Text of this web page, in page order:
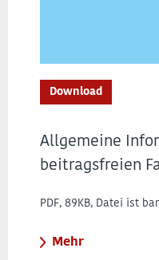
Download
Allgemeine
beitragsfreien
PDF, 89KB, Datei ist
Mehr